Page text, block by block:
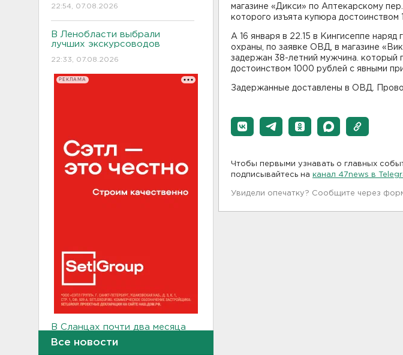
22:54, 07.08.2026
В Ленобласти выбрали
лучших экскурсоводов
22:33, 07.08.2026
РЕКЛАМА
В Сланцах почти два месяца
Все новости
магазине «Дикси» по Аптекарскому
которого изъята купюра достоинством
А 16 января в 22.15 в Кингисеппе
охраны, по заявке ОВД, в магазине
задержан 38-летний мужчина. который
достоинством 1000 рублей с явными
Задержанные доставлены в ОВД.
Чтобы первыми узнавать о главных
подписывайтесь на канал 47news в
Увидели опечатку? Сообщите через